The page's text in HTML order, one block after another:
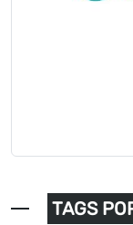
TAGS